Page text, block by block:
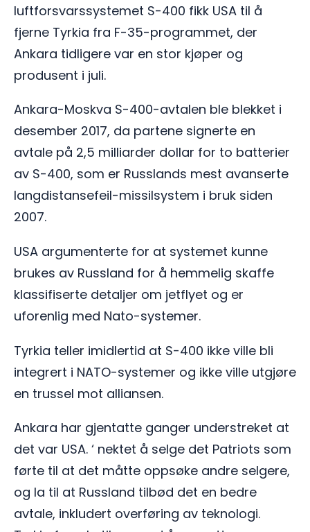
luftforsvarssystemet S-400 fikk USA til å
fjerne Tyrkia fra F-35-programmet, der
Ankara tidligere var en stor kjøper og
produsent i juli.
Ankara-Moskva S-400-avtalen ble blekket i
desember 2017, da partene signerte en
avtale på 2,5 milliarder dollar for to batterier
av S-400, som er Russlands mest avanserte
langdistansefeil-missilsystem i bruk siden
2007.
USA argumenterte for at systemet kunne
brukes av Russland for å hemmelig skaffe
klassifiserte detaljer om jetflyet og er
uforenlig med Nato-systemer.
Tyrkia teller imidlertid at S-400 ikke ville bli
integrert i NATO-systemer og ikke ville utgjøre
en trussel mot alliansen.
Ankara har gjentatte ganger understreket at
det var USA. ‘ nektet å selge det Patriots som
førte til at det måtte oppsøke andre selgere,
og la til at Russland tilbød det en bedre
avtale, inkludert overføring av teknologi.